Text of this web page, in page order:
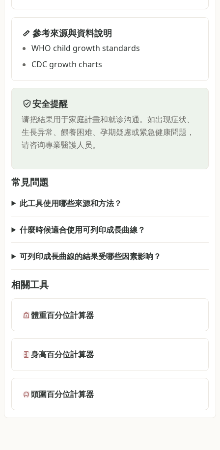
參考來源與資料說明
WHO child growth standards
CDC growth charts
安全提醒
请把結果用于家庭計畫和就诊沟通。如出现症状、
生長异常、餵養困难、孕期疑慮或紧急健康問題，
请咨询專業醫護人员。
常見問題
此工具使用哪些來源和方法？
什麼時候適合使用可列印成長曲線？
可列印成長曲線的結果受哪些因素影响？
相關工具
體重百分位計算器
身高百分位計算器
頭圍百分位計算器